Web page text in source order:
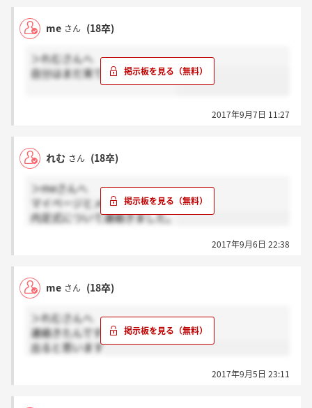
【育成体系】
入社1年目は、東京にある中央研修センタで約1ヶ月弱
研修し、配属先(初期配属)へ着任になります。ME採用
者のうちオンサイトは全体の8割程度でしょうか。
配属)があり、適性や希望を鑑みた上で5年目で異動(本
【残業・休暇について】
全社的に残業時間をなるべく減らすように指示があり
ます(年間2桁程度の残業時間しかない職場もありま
す)。ただし業務上、場所によっては深夜呼出・夜勤・
輪番があるところも…。
有給休暇は、よっぽどのことがない限り確実に取れま
かれこれ数年前の話ですので、参考程度でお願いしま
す。
基礎的な問題が多いです。受かるかは別として、普通
に勉強していて企業研究や新聞、ニュースなどを見て
れば、割と解けます。
面接は、私の時は人事担当者2名と割とフランクな感
じでした。(質問はよくある内容が殆どですが、「お
me さん (18卒)
＞れむさんへ
自分はまだ来てないです、、、
2017年9月7日 11:27
れむ さん (18卒)
＞meさんへ
マイページとメールで
内定式について連絡きました。
2017年9月6日 22:38
me さん (18卒)
＞れむさんへ
連絡きたんですか？
出ると思います
2017年9月5日 23:11